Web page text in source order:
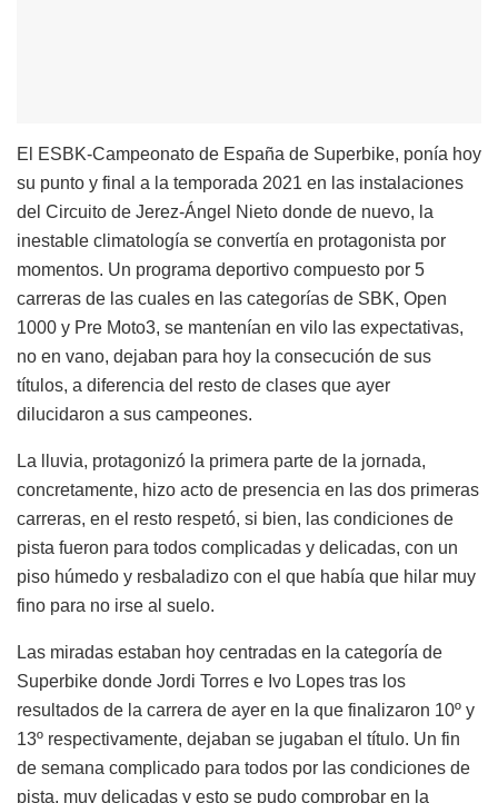
El ESBK-Campeonato de España de Superbike, ponía hoy
su punto y final a la temporada 2021 en las instalaciones
del Circuito de Jerez-Ángel Nieto donde de nuevo, la
inestable climatología se convertía en protagonista por
momentos. Un programa deportivo compuesto por 5
carreras de las cuales en las categorías de SBK, Open
1000 y Pre Moto3, se mantenían en vilo las expectativas,
no en vano, dejaban para hoy la consecución de sus
títulos, a diferencia del resto de clases que ayer
dilucidaron a sus campeones.
La lluvia, protagonizó la primera parte de la jornada,
concretamente, hizo acto de presencia en las dos primeras
carreras, en el resto respetó, si bien, las condiciones de
pista fueron para todos complicadas y delicadas, con un
piso húmedo y resbaladizo con el que había que hilar muy
fino para no irse al suelo.
Las miradas estaban hoy centradas en la categoría de
Superbike donde Jordi Torres e Ivo Lopes tras los
resultados de la carrera de ayer en la que finalizaron 10º y
13º respectivamente, dejaban se jugaban el título. Un fin
de semana complicado para todos por las condiciones de
pista, muy delicadas y esto se pudo comprobar en la